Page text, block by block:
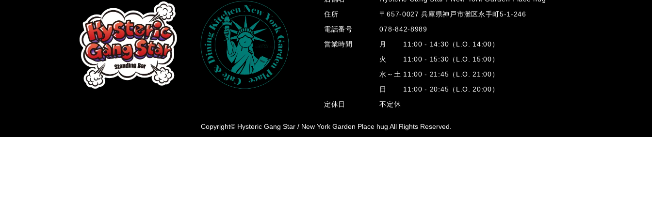
住所
〒657-0027 兵庫県神戸市灘区永手町5-1-246
電話番号
078-842-8989
営業時間
月 11:00 - 14:30（L.O. 14:00）
火 11:00 - 15:30（L.O. 15:00）
水～土 11:00 - 21:45（L.O. 21:00）
日 11:00 - 20:45（L.O. 20:00）
定休日
不定休
Copyright© Hysteric Gang Star / New York Garden Place hug All Rights Reserved.